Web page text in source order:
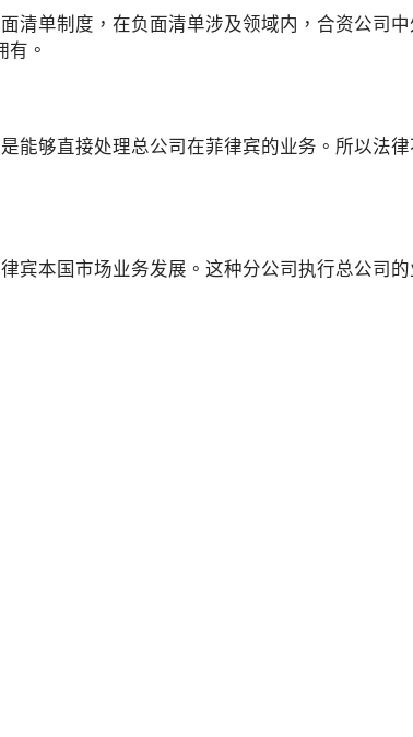
清单制度，在负面清单涉及领域内，合资公司中
有。
能够直接处理总公司在菲律宾的业务。所以法
宾本国市场业务发展。这种分公司执行总公司